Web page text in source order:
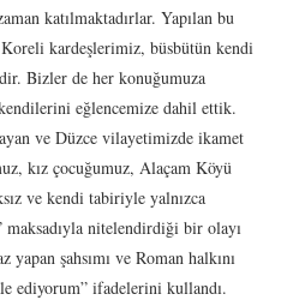
katılmaktadırlar. Yapılan bu
kardeşlerimiz, büsbütün kendi
Bizler de her konuğumuza
eğlencemize dahil ettik.
ve Düzce vilayetimizde ikamet
kız çocuğumuz, Alaçam Köyü
ve kendi tabiriyle yalnızca
maksadıyla nitelendirdiği bir olayı
şahsımı ve Roman halkını
ediyorum” ifadelerini kullandı.